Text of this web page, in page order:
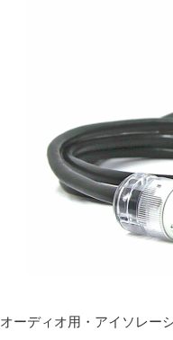
オーディオ用・アイソレー